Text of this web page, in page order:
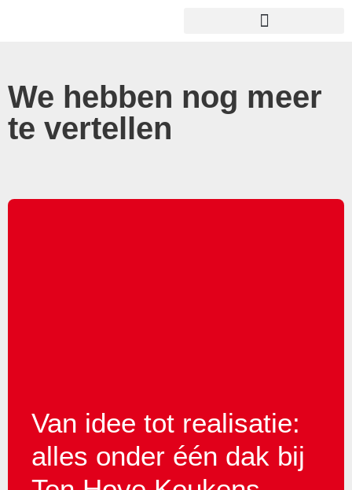
We hebben nog meer
te vertellen
Van idee tot realisatie:
alles onder één dak bij